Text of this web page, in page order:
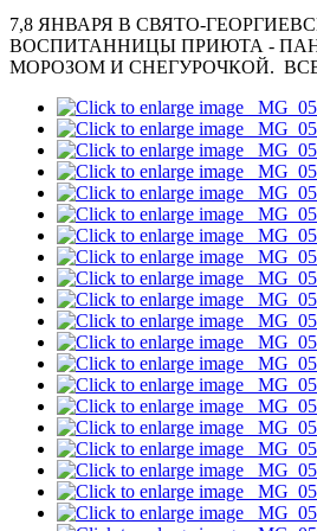
7,8 ЯНВАРЯ В СВЯТО-
ВОСПИТАННИЦЫ ПРИЮТА -
МОРОЗОМ И СНЕГУРОЧКОЙ.